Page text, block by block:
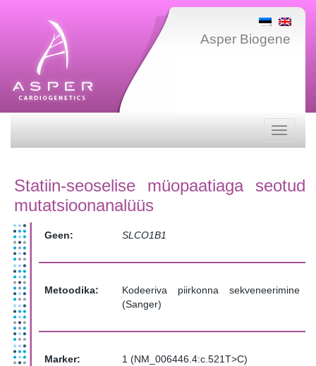
Asper Biogene
Toggle
Statiin-seoselise müopaatiaga seotud
mutatsioonanalüüs
Geen: SLCO1B1
Metoodika:
Kodeeriva piirkonna sekveneerimine
(Sanger)
Marker: 1 (NM_006446.4:c.521T>C)